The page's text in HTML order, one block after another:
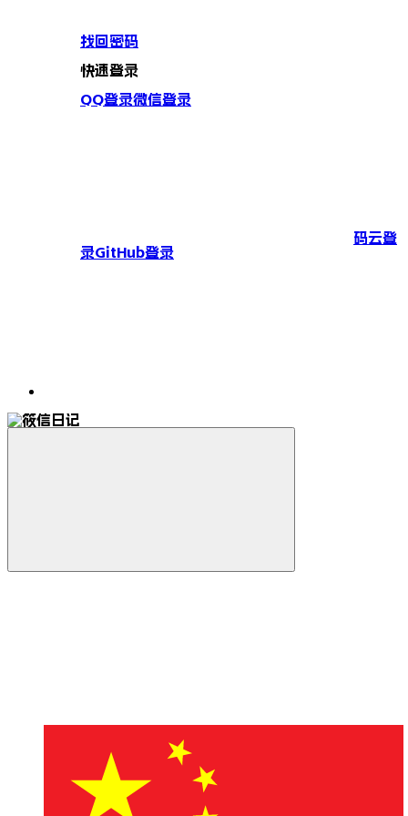
找回密码
快速登录
QQ登录微信登录
码云登
录GitHub登录